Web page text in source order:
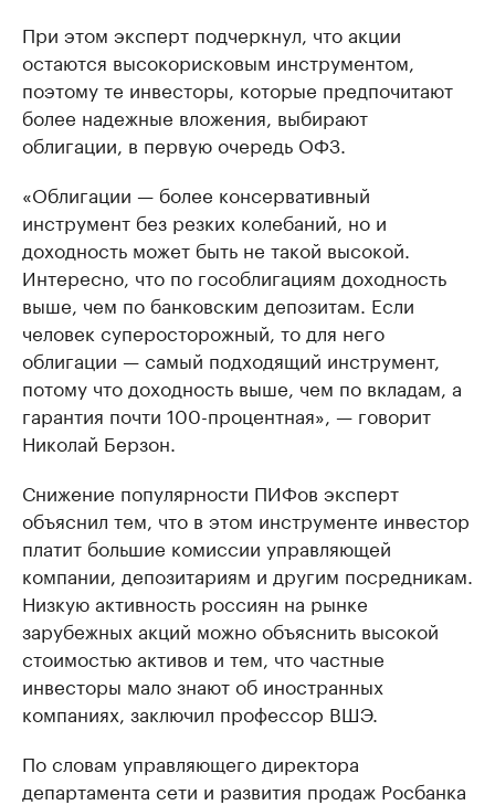
При этом эксперт подчеркнул, что акции
остаются высокорисковым инструментом,
поэтому те инвесторы, которые предпочитают
более надежные вложения, выбирают
облигации, в первую очередь ОФЗ.
«Облигации — более консервативный
инструмент без резких колебаний, но и
доходность может быть не такой высокой.
Интересно, что по гособлигациям доходность
выше, чем по банковским депозитам. Если
человек суперосторожный, то для него
облигации — самый подходящий инструмент,
потому что доходность выше, чем по вкладам, а
гарантия почти 100-процентная», — говорит
Николай Берзон.
Снижение популярности ПИФов эксперт
объяснил тем, что в этом инструменте инвестор
платит большие комиссии управляющей
компании, депозитариям и другим посредникам.
Низкую активность россиян на рынке
зарубежных акций можно объяснить высокой
стоимостью активов и тем, что частные
инвесторы мало знают об иностранных
компаниях, заключил профессор ВШЭ.
По словам управляющего директора
департамента сети и развития продаж Росбанка